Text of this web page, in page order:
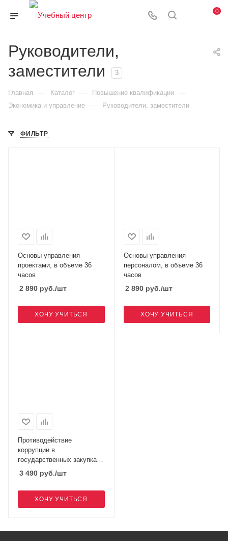
0
Руководители,
заместители
3
Главная — Каталог — Повышение квалификации —
Экономика и управление — Руководители, заместители
ФИЛЬТР
Основы управления
проектами, в объеме 36
часов
2 890 руб./шт
ХОЧУ УЧИТЬСЯ
Основы управления
персоналом, в объеме 36
часов
2 890руб./шт
ХОЧУ УЧИТЬСЯ
Противодействие
коррупции в
государственных закупках,
в объеме 40 часов
3 490 руб./шт
ХОЧУ УЧИТЬСЯ